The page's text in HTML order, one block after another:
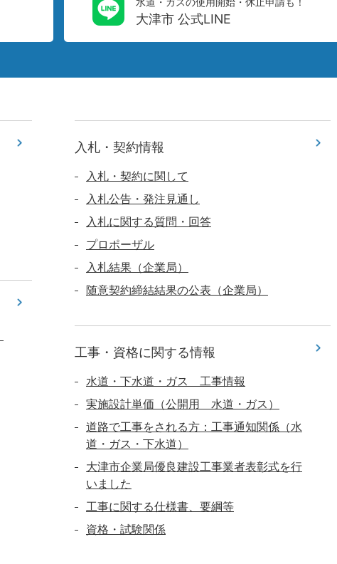
大津市 公式LINE
入札・契約情報
入札・契約に関して
入札公告・発注見通し
入札に関する質問・回答
プロポーザル
入札結果（企業局）
随意契約締結結果の公表（企業局）
工事・資格に関する情報
水道・下水道・ガス 工事情報
実施設計単価（公開用 水道・ガス）
道路で工事をされる方：工事通知関係（水
道・ガス・下水道）
大津市企業局優良建設工事業者表彰式を行
いました
工事に関する仕様書、要綱等
資格・試験関係